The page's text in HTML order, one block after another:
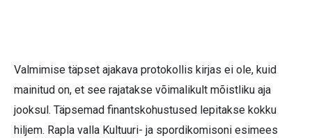
Valmimise täpset ajakava protokollis kirjas ei ole, kuid
mainitud on, et see rajatakse võimalikult mõistliku aja
jooksul. Täpsemad finantskohustused lepitakse kokku
hiljem. Rapla valla Kultuuri- ja spordikomisoni esimees